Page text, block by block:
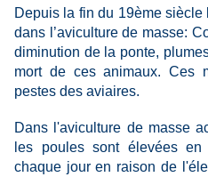
Depuis la fin du 19ème
dans l’aviculture de masse:
diminution de la ponte,
mort de ces animaux. Ces
pestes des aviaires.
Dans l'aviculture de masse
les poules sont élevées en
chaque jour en raison de